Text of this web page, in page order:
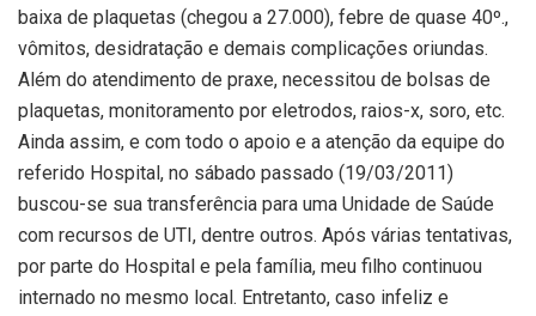
baixa de plaquetas (chegou a 27.000), febre de quase 40º.,
vômitos, desidratação e demais complicações oriundas.
Além do atendimento de praxe, necessitou de bolsas de
plaquetas, monitoramento por eletrodos, raios-x, soro, etc.
Ainda assim, e com todo o apoio e a atenção da equipe do
referido Hospital, no sábado passado (19/03/2011)
buscou-se sua transferência para uma Unidade de Saúde
com recursos de UTI, dentre outros. Após várias tentativas,
por parte do Hospital e pela família, meu filho continuou
internado no mesmo local. Entretanto, caso infeliz e